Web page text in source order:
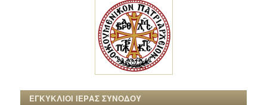
ΕΓΚΥΚΛΙΟΙ ΙΕΡΑΣ ΣΥΝΟΔΟΥ